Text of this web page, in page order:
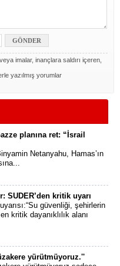
imalar, inançlara saldırı içeren,
yazılmış yorumlar
planına ret: “İsrail
Netanyahu, Hamas’ın
SUDER’den kritik uyarı
güvenliği, şehirlerin
kritik dayanıklılık alanı
yürütmüyoruz.''